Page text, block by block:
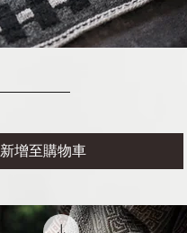
新增至購物車